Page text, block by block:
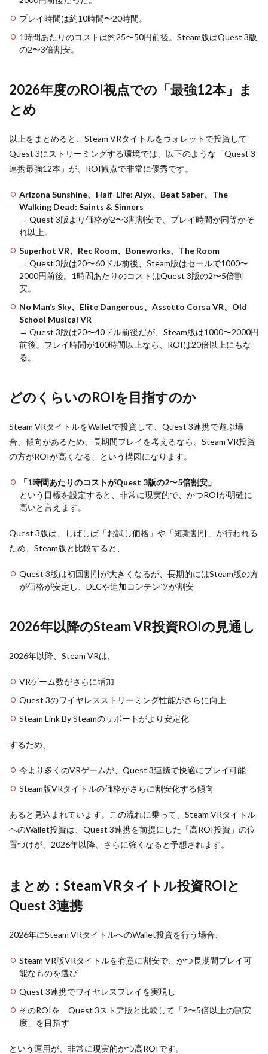
プレイ時間は約10時間〜20時間。
1時間あたりのコストは約25〜50円前後。Steam版はQuest 3版
の2〜3倍割安。
2026年度のROI視点での「最強12本」ま
とめ
以上をまとめると、Steam VRタイトルをウォレットで投資して
Quest 3にストリーミングする環境では、以下のような「Quest 3
連携最強12本」が、ROI観点で非常に優秀です。
Arizona Sunshine、Half-Life: Alyx、Beat Saber、The
Walking Dead: Saints & Sinners
→ Quest 3版より価格が2〜3割割安で、プレイ時間が同等かそ
れ以上。
Superhot VR、Rec Room、Boneworks、The Room
→ Quest 3版は20〜60ドル前後、Steam版はセールで1000〜
2000円前後。1時間あたりのコストはQuest 3版の2〜5倍割
安。
No Man’s Sky、Elite Dangerous、Assetto Corsa VR、Old
School Musical VR
→ Quest 3版は20〜40ドル前後だが、Steam版は1000〜2000円
前後。プレイ時間が100時間以上なら、ROIは20倍以上にもな
る。
どのくらいのROIを目指すのか
Steam VRタイトルをWalletで投資して、Quest 3連携で遊ぶ場
合、傾向があるため、長期間プレイを考えるなら、Steam VR投資
の方がROIが高くなる、という構図になります。
「1時間あたりのコストがQuest 3版の2〜5倍割安」
という目標を設定すると、非常に現実的で、かつROIが明確に
高いと言えます。
Quest 3版は、しばしば「お試し価格」や「短期割引」が行われる
ため、Steam版と比較すると、
Quest 3版は初回割引が大きくなるが、長期的にはSteam版の方
が価格が安定し、DLCや追加コンテンツが割安
2026年以降のSteam VR投資ROIの見通し
2026年以降、Steam VRは、
VRゲーム数がさらに増加
Quest 3のワイヤレスストリーミング性能がさらに向上
Steam Link By Steamのサポートがより安定化
するため、
今より多くのVRゲームが、Quest 3連携で快適にプレイ可能
Steam版VRタイトルの価格がさらに割安化する傾向
あると見込まれています。この流れに乗って、Steam VRタイトル
へのWallet投資は、Quest 3連携を前提にした「高ROI投資」の位
置づけが、2026年以降、さらに強くなると予想されます。
まとめ：Steam VRタイトル投資ROIと
Quest 3連携
2026年にSteam VRタイトルへのWallet投資を行う場合、
Steam VR版VRタイトルを有意に割安で、かつ長期間プレイ可
能なものを選び
Quest 3連携でワイヤレスプレイを実現し
そのROIを、Quest 3ストア版と比較して「2〜5倍以上の割安
度」を目指す
という運用が、非常に現実的かつ高ROIです。